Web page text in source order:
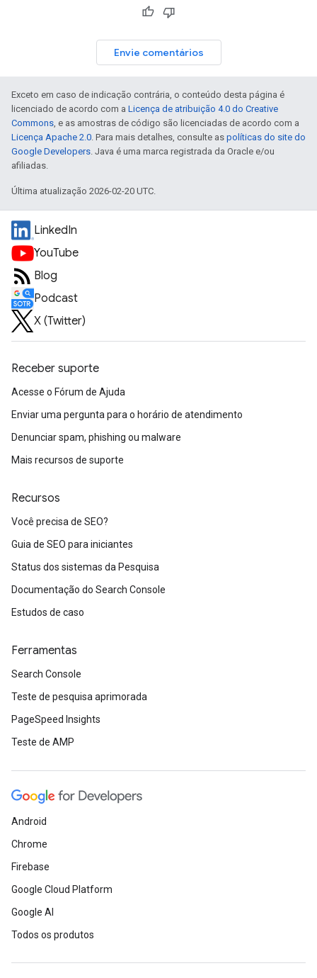
Envie comentários
Exceto em caso de indicação contrária, o conteúdo desta página é
licenciado de acordo com a Licença de atribuição 4.0 do Creative
Commons , e as amostras de código são licenciadas de acordo com a
Licença Apache 2.0 . Para mais detalhes, consulte as políticas do site do
Google Developers . Java é uma marca registrada da Oracle e/ou
afiliadas.
Última atualização 2026-02-20 UTC.
LinkedIn
YouTube
Blog
Podcast
X (Twitter)
Receber suporte
Acesse o Fórum de Ajuda
Enviar uma pergunta para o horário de atendimento
Denunciar spam, phishing ou malware
Mais recursos de suporte
Recursos
Você precisa de SEO?
Guia de SEO para iniciantes
Status dos sistemas da Pesquisa
Documentação do Search Console
Estudos de caso
Ferramentas
Search Console
Teste de pesquisa aprimorada
PageSpeed Insights
Teste de AMP
Android
Chrome
Firebase
Google Cloud Platform
Google AI
Todos os produtos